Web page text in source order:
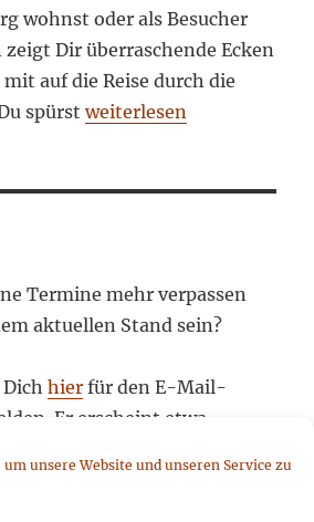
unsere Website und unseren Service zu
wohnst oder als Besucher
Dir überraschende Ecken
auf die Reise durch die
spürstweiterlesen
Termine mehr verpassen
aktuellen Stand sein?
Dichhier für den E-Mail-
Er erscheint etwa
von Piazza